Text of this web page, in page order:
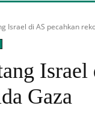
Israel di AS pecahkan
Gaza